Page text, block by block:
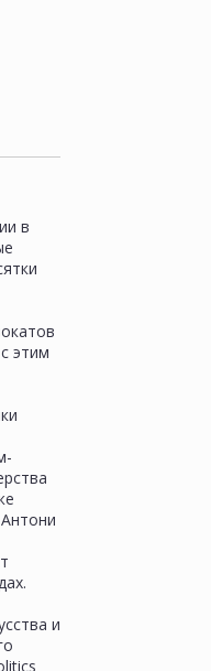
в
этим
и